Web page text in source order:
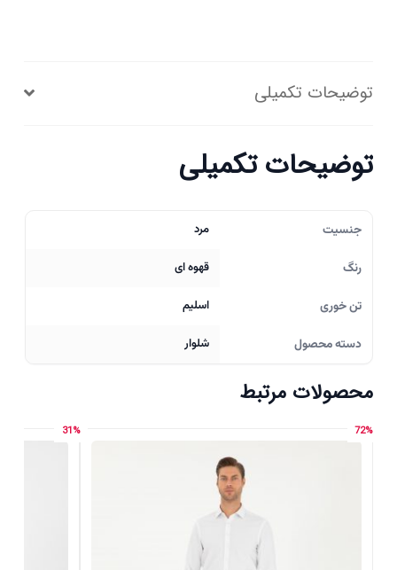
توضیحات تکمیلی
توضیحات تکمیلی
جنسیت مرد
رنگ قهوه ای
تن خوری اسلیم
دسته محصول شلوار
محصولات مرتبط
72%
31%